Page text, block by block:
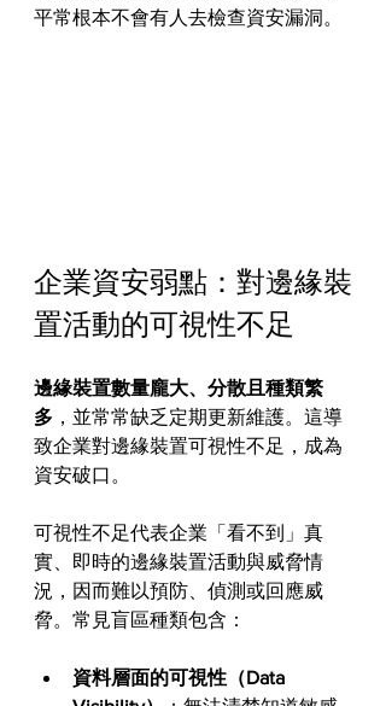
平常根本不會有人去檢查資安漏洞。
企業資安弱點：對邊緣裝
置活動的可視性不足
邊緣裝置數量龐大、分散且種類繁
多 ，並常常缺乏定期更新維護。這導
致企業對邊緣裝置可視性不足，成為
資安破口。
可視性不足代表企業「看不到」真
實、即時的邊緣裝置活動與威脅情
況，因而難以預防、偵測或回應威
脅。常見盲區種類包含：
資料層面的可視性（Data